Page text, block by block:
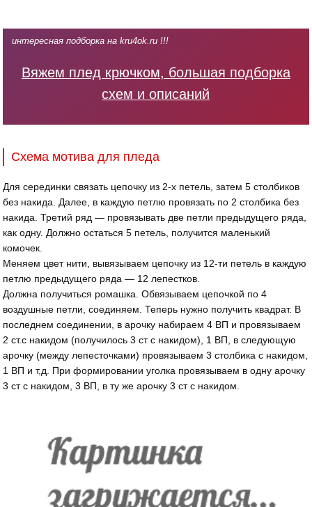
интересная подборка на kru4ok.ru !!!
Вяжем плед крючком, большая подборка
схем и описаний
Схема мотива для пледа
Для серединки связать цепочку из 2-х петель, затем 5 столбиков
без накида. Далее, в каждую петлю провязать по 2 столбика без
накида. Третий ряд — провязывать две петли предыдущего ряда,
как одну. Должно остаться 5 петель, получится маленький
комочек.
Меняем цвет нити, вывязываем цепочку из 12-ти петель в каждую
петлю предыдущего ряда — 12 лепестков.
Должна получиться ромашка. Обвязываем цепочкой по 4
воздушные петли, соединяем. Теперь нужно получить квадрат. В
последнем соединении, в арочку набираем 4 ВП и провязываем
2 ст.с накидом (получилось 3 ст с накидом), 1 ВП, в следующую
арочку (между лепесточками) провязываем 3 столбика с накидом,
1 ВП и т,д. При формировании уголка провязываем в одну арочку
3 ст с накидом, 3 ВП, в ту же арочку 3 ст с накидом.